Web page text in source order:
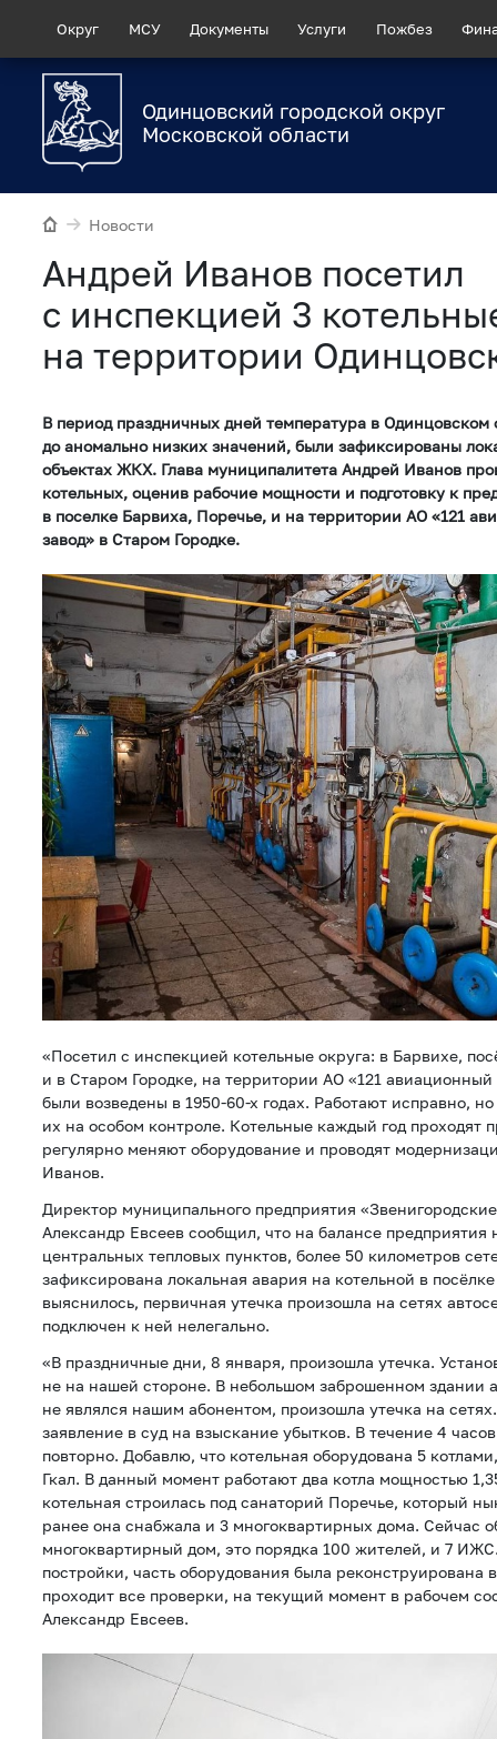
Округ МСУ Документы Услуги Пожбез
Одинцовский городской округ
Московской области
Новости
Андрей Иванов посетил
с инспекцией 3
на территории
В период праздничных дней температура в Одинцовском
до аномально низких значений, были зафиксированы
объектах ЖКХ. Глава муниципалитета Андрей Иванов
котельных, оценив рабочие мощности и подготовку к
в поселке Барвиха, Поречье, и на территории АО «121
завод» в Старом Городке.
«Посетил с инспекцией котельные округа: в Барвихе,
и в Старом Городке, на территории АО «121
были возведены в 1950-60-х годах. Работают исправно,
их на особом контроле. Котельные каждый год проходят
регулярно меняют оборудование и проводят
Иванов.
Директор муниципального предприятия
Александр Евсеев сообщил, что на балансе предприятия
центральных тепловых пунктов, более 50 километров
зафиксирована локальная авария на котельной в
выяснилось, первичная утечка произошла на сетях
подключен к ней нелегально.
«В праздничные дни, 8 января, произошла утечка.
не на нашей стороне. В небольшом заброшенном здании
не являлся нашим абонентом, произошла утечка на
заявление в суд на взыскание убытков. В течение 4
повторно. Добавлю, что котельная оборудована 5
Гкал. В данный момент работают два котла мощностью
котельная строилась под санаторий Поречье, который
ранее она снабжала и 3 многоквартирных дома. Сейчас
многоквартирный дом, это порядка 100 жителей, и 7
постройки, часть оборудования была реконструирована
проходит все проверки, на текущий момент в рабочем
Александр Евсеев.